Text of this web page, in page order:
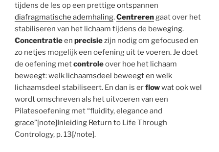
tijdens de les op een prettige ontspannen
diafragmatische ademhaling.Centrerengaat over het
stabiliseren van het lichaam tijdens de beweging.
Concentratieen precisiezijn nodig om gefocused en
zo netjes mogelijk een oefening uit te voeren. Je doet
de oefening metcontroleover hoe het lichaam
beweegt: welk lichaamsdeel beweegt en welk
lichaamsdeel stabiliseert. En dan is erflowwat ook wel
wordt omschreven als het uitvoeren van een
Pilatesoefening met “fluidity, elegance and
grace”[note]Inleiding Return to Life Through
Contrology, p. 13[/note].